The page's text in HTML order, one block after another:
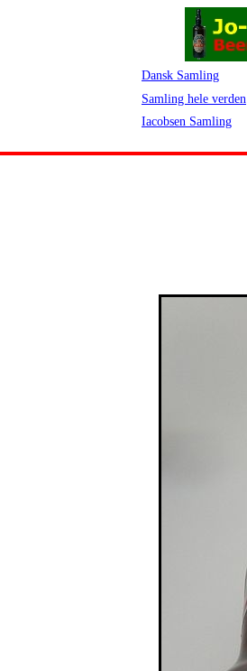
Dansk Samling
Samling hele verden
Iacobsen Samling